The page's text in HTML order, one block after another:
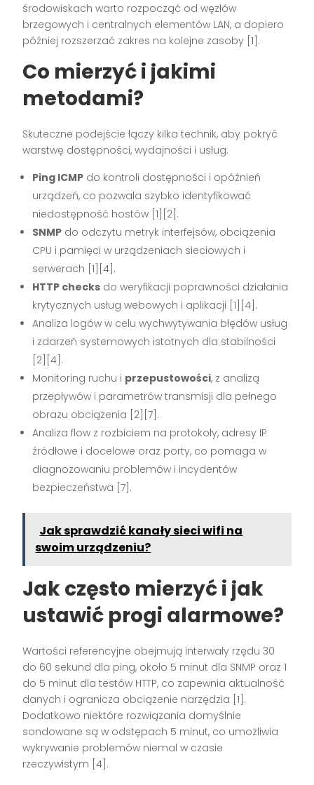
środowiskach warto rozpocząć od węzłów
brzegowych i centralnych elementów LAN, a dopiero
później rozszerzać zakres na kolejne zasoby [1].
Co mierzyć i jakimi
metodami?
Skuteczne podejście łączy kilka technik, aby pokryć
warstwę dostępności, wydajności i usług:
Ping ICMP do kontroli dostępności i opóźnień
urządzeń, co pozwala szybko identyfikować
niedostępność hostów [1][2].
SNMP do odczytu metryk interfejsów, obciążenia
CPU i pamięci w urządzeniach sieciowych i
serwerach [1][4].
HTTP checks do weryfikacji poprawności działania
krytycznych usług webowych i aplikacji [1][4].
Analiza logów w celu wychwytywania błędów usług
i zdarzeń systemowych istotnych dla stabilności
[2][4].
Monitoring ruchu i przepustowości, z analizą
przepływów i parametrów transmisji dla pełnego
obrazu obciążenia [2][7].
Analiza flow z rozbiciem na protokoły, adresy IP
źródłowe i docelowe oraz porty, co pomaga w
diagnozowaniu problemów i incydentów
bezpieczeństwa [7].
Jak sprawdzić kanały sieci wifi na
swoim urządzeniu?
Jak często mierzyć i jak
ustawić progi alarmowe?
Wartości referencyjne obejmują interwały rzędu 30
do 60 sekund dla ping, około 5 minut dla SNMP oraz 1
do 5 minut dla testów HTTP, co zapewnia aktualność
danych i ogranicza obciążenie narzędzia [1].
Dodatkowo niektóre rozwiązania domyślnie
sondowane są w odstępach 5 minut, co umożliwia
wykrywanie problemów niemal w czasie
rzeczywistym [4].